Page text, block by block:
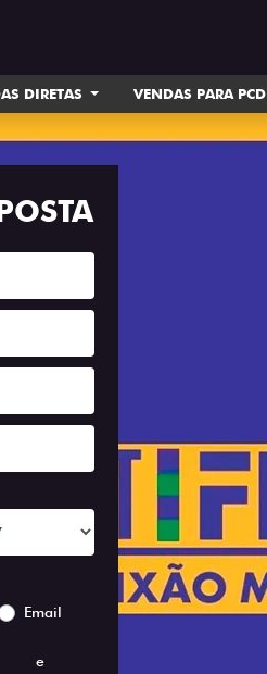
DIRETAS VENDAS PARA PCD
Email
e